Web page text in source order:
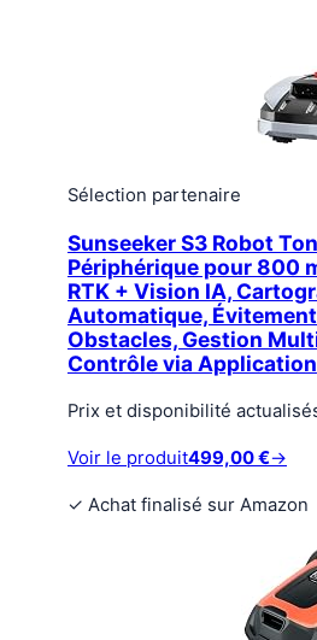
Sélection partenaire
Sunseeker S3 Robot
Périphérique pour 800
RTK + Vision IA,
Automatique,
Obstacles, Gestion
Contrôle via Application
Prix et disponibilité
Voir le produit499,00 €→
✓ Achat finalisé sur Amazon